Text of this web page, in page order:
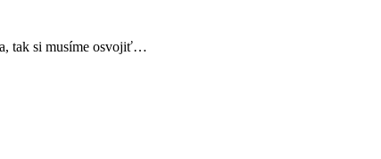
tak si musíme osvojiť…